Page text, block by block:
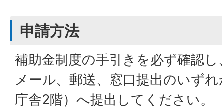
申請方法
補助金制度の手引きを必ず確認し
メール、郵送、窓口提出のいず
庁舎2階）へ提出してください。